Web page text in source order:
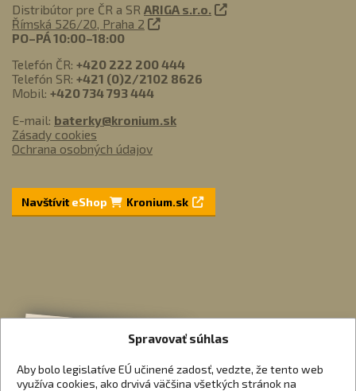
Spravovať súhlas
Aby bolo legislatíve EÚ učinené zadosť, vedzte, že tento web
využíva cookies, ako drvivá väčšina všetkých stránok na
Distribútor pre ČR a SR ARIGA s.r.o.
Římská 526/20, Praha 2
PO–PÁ 10:00–18:00
Telefón ČR: +420 222 200 444
Telefón SR: +421 (0)2/2102 8626
Mobil: +420 734 793 444
E-mail: baterky@kronium.sk
Zásady cookies
Ochrana osobných údajov
NavštíviteShop Kronium.sk